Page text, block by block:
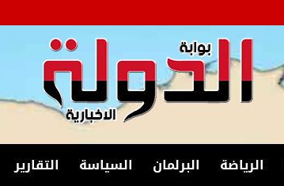
الرياضة البرلمان السياسة التقارير